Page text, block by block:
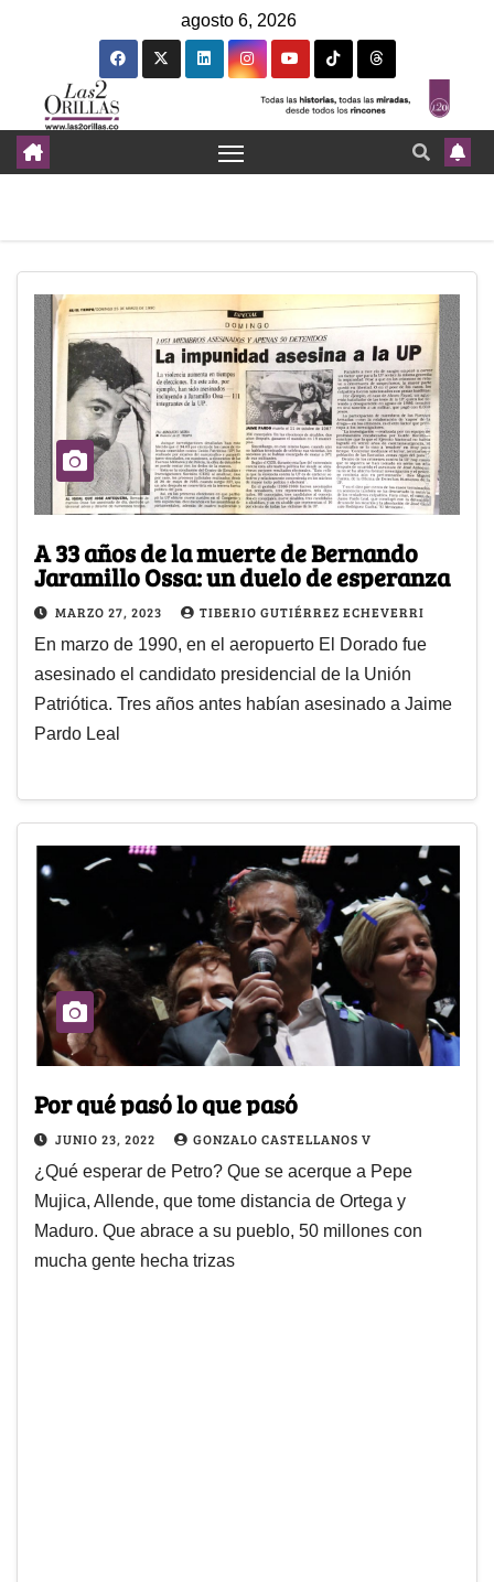
agosto 6, 2026
A 33 años de la muerte de Bernando
Jaramillo Ossa: un duelo de esperanza
MARZO 27, 2023 TIBERIO GUTIÉRREZ ECHEVERRI
En marzo de 1990, en el aeropuerto El Dorado fue
asesinado el candidato presidencial de la Unión
Patriótica. Tres años antes habían asesinado a Jaime
Pardo Leal
Por qué pasó lo que pasó
JUNIO 23, 2022 GONZALO CASTELLANOS V
¿Qué esperar de Petro? Que se acerque a Pepe
Mujica, Allende, que tome distancia de Ortega y
Maduro. Que abrace a su pueblo, 50 millones con
mucha gente hecha trizas